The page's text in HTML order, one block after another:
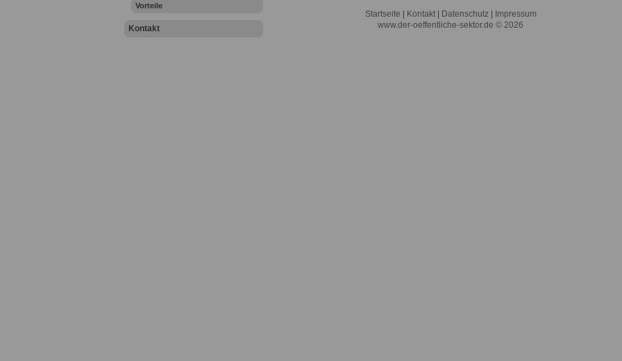
Vorteile
Kontakt
Startseite Kontakt Datenschutz
Impressum
www.der-oeffentliche-sektor.de © 2026